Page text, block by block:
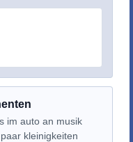
im auto an musik
kleinigkeiten